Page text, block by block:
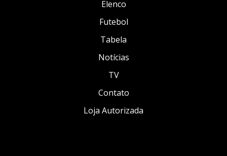
Elenco
Futebol
Tabela
Notícias
TV
Contato
Loja Autorizada